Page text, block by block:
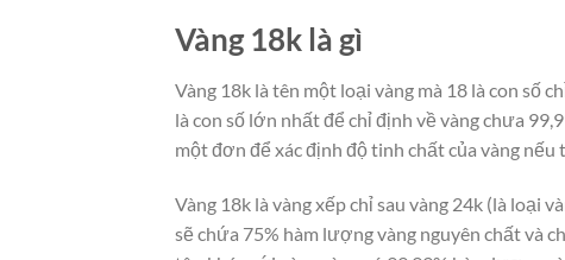
Vàng 18k là gì
Vàng 18k là tên một loại vàng mà 18 là con số
là con số lớn nhất để chỉ định về vàng chưa
một đơn để xác định độ tinh chất của vàng
Vàng 18k là vàng xếp chỉ sau vàng 24k (là loại
sẽ chứa 75% hàm lượng vàng nguyên chất và